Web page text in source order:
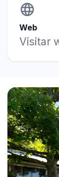
language
Web
Visitar